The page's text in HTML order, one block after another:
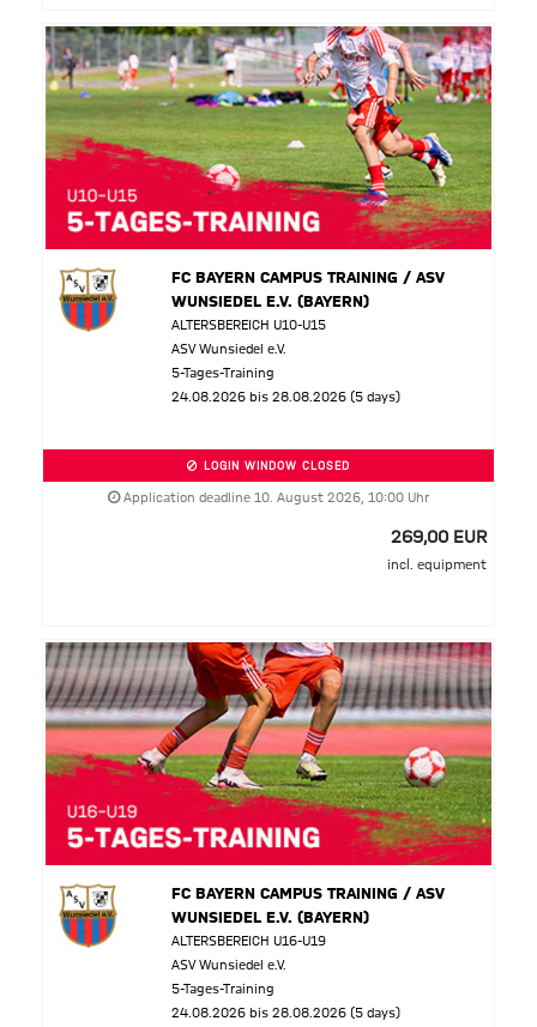
FC BAYERN CAMPUS TRAINING / ASV
WUNSIEDEL E.V. (BAYERN)
ALTERSBEREICH U10-U15
ASV Wunsiedel e.V.
5-Tages-Training
24.08.2026 bis 28.08.2026 (5 days)
LOGIN WINDOW CLOSED
Application deadline 10. August 2026, 10:00 Uhr
269,00 EUR
incl. equipment
FC BAYERN CAMPUS TRAINING / ASV
WUNSIEDEL E.V. (BAYERN)
ALTERSBEREICH U16-U19
ASV Wunsiedel e.V.
5-Tages-Training
24.08.2026 bis 28.08.2026 (5 days)